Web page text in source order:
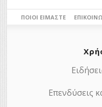
ΠΟΙΟΙ ΕΊΜΑΣΤΕ
Επενδύσεις